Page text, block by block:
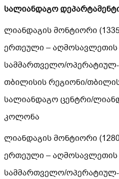
სალიანდაგო
ლიანდაგის მონტიორი
ერთეული –
სამმართველო/
თბილისის რეგიონი/
სალიანდაგო ცენტრი/
კოლონა
ლიანდაგის მონტიორი
ერთეული –
სამმართველო/